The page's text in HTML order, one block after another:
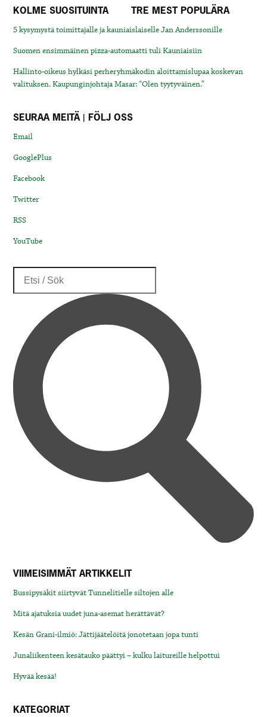
KOLME SUOSITUINTA TRE MEST POPULÄRA
5 kysymystä toimittajalle ja kauniaislaiselle Jan Anderssonille
Suomen ensimmäinen pizza-automaatti tuli Kauniaisiin
Hallinto-oikeus hylkäsi perheryhmäkodin aloittamislupaa koskevan
valituksen. Kaupunginjohtaja Masar: “Olen tyytyväinen.”
SEURAA MEITÄ | FÖLJ OSS
Email
GooglePlus
Facebook
Twitter
RSS
YouTube
VIIMEISIMMÄT ARTIKKELIT
Bussipysäkit siirtyvät Tunnelitielle siltojen alle
Mitä ajatuksia uudet juna-asemat herättävät?
Kesän Grani-ilmiö: Jättijäätelöitä jonotetaan jopa tunti
Junaliikenteen kesätauko päättyi – kulku laitureille helpottui
Hyvää kesää!
KATEGORIAT